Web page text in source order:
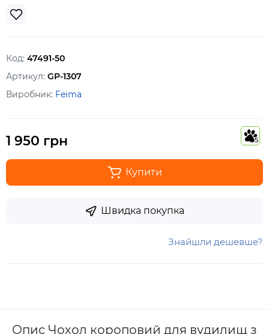
Код: 47491-50
Артикул: GP-1307
Виробник: Feima
1 950 грн 5
Купити
Швидка покупка
Знайшли дешевше?
Опис Чохол короповий для вудилищ з